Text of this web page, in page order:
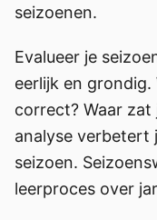
seizoenen.
Evalueer je
eerlijk en
correct? Waar
analyse verbetert
seizoen.
leerproces over